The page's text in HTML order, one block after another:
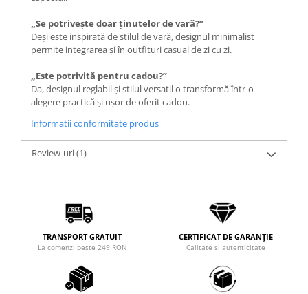
„Se potrivește doar ținutelor de vară?”
Deși este inspirată de stilul de vară, designul minimalist
permite integrarea și în outfituri casual de zi cu zi.
„Este potrivită pentru cadou?”
Da, designul reglabil și stilul versatil o transformă într-o
alegere practică și ușor de oferit cadou.
Informatii conformitate produs
Review-uri(1)
TRANSPORT GRATUIT
La comenzi peste 249 RON
CERTIFICAT DE GARANȚIE
Calitate și autenticitate